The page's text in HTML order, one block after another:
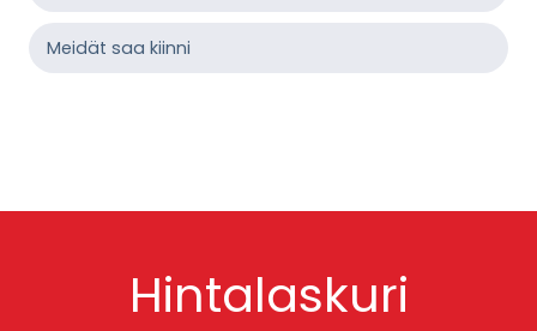
Meidät saa kiinni
Hintalaskuri